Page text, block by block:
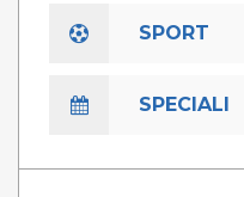
SPORT
SPECIALI